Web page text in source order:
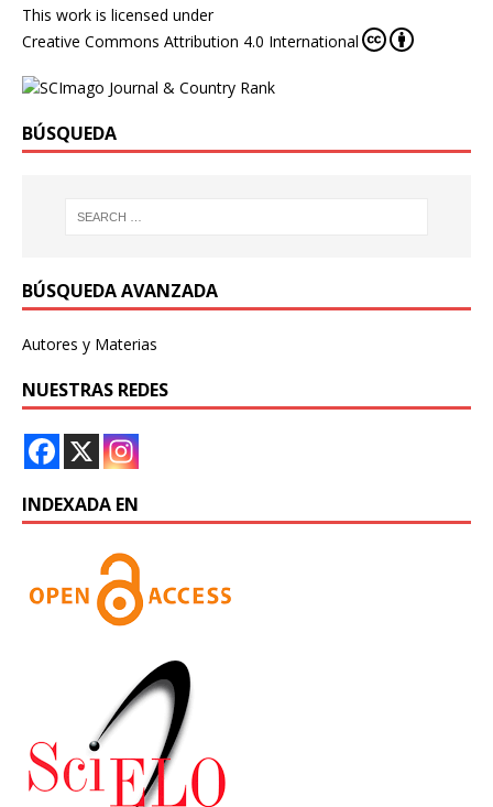
This work is licensed under
Creative Commons Attribution 4.0 International
BÚSQUEDA
BÚSQUEDA AVANZADA
Autores y Materias
NUESTRAS REDES
INDEXADA EN